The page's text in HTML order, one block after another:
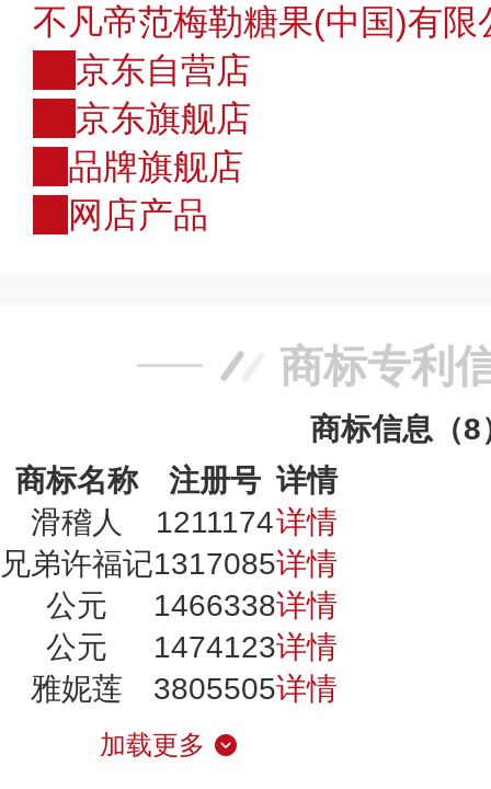
不凡帝范梅勒糖果(中国)有限
京东自营店
京东旗舰店
品牌旗舰店
网店产品
商标专利
商标信息（8
商标名称
注册号 详情
滑稽人
1211174详情
兄弟许福记1317085详情
公元
1466338详情
公元
1474123详情
雅妮莲
3805505详情
加载更多